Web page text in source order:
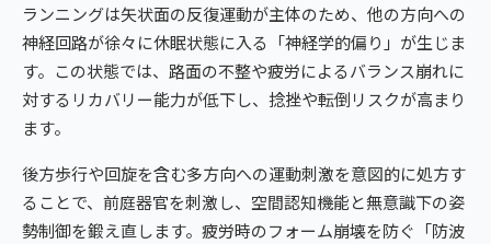
ランニングは矢状面の反復運動が主体のため、他の方向への
神経回路が徐々に休眠状態に入る「神経学的偏り」が生じま
す。この状態では、路面の不整や疲労によるバランス崩れに
対するリカバリー能力が低下し、捻挫や転倒リスクが高まり
ます。
後方歩行や回旋を含む多方向への運動刺激を意図的に処方す
ることで、前庭器官を刺激し、空間認知機能と無意識下の姿
勢制御を鍛え直します。疲労時のフォーム崩壊を防ぐ「防波